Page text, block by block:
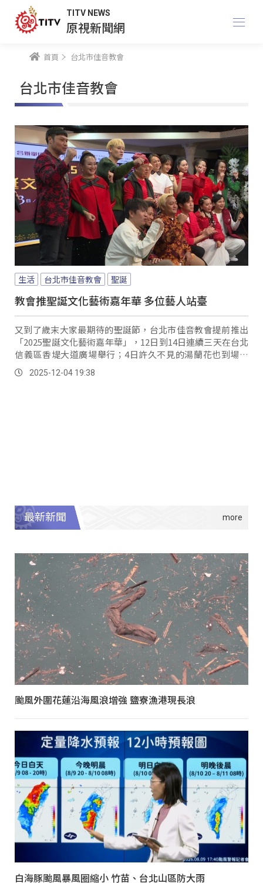
TITV NEWS
原視新聞網
首頁 台北市佳音教會
台北市佳音教會
生活 台北市佳音教會 聖誕
教會推聖誕文化藝術嘉年華 多位藝人站臺
又到了歲末大家最期待的聖誕節，台北市佳音教會提前推出
「2025聖誕文化藝術嘉年華」，12日到14日連續三天在台北
信義區香堤大道廣場舉行；4日許久不見的湯蘭花也到場站
臺，提前為活動暖身。
2025-12-04 19:38
最新新聞
颱風外圍花蓮沿海風浪增強 鹽寮漁港現長浪
白海豚颱風暴風圈縮小 竹苗、台北山區防大雨